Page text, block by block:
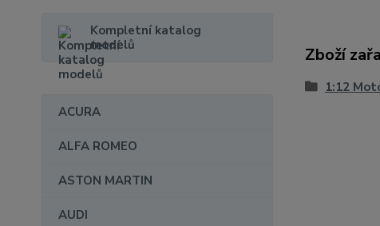
Kompletní katalog
modelů
ACURA
ALFA ROMEO
ASTON MARTIN
AUDI
Zboží
1:12